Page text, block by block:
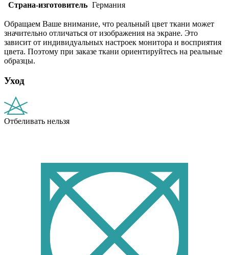
Страна-изготовитель Германия
Обращаем Ваше внимание, что реальный цвет ткани может
значительно отличаться от изображения на экране. Это
зависит от индивидуальных настроек монитора и восприятия
цвета. Поэтому при заказе ткани ориентируйтесь на реальные
образцы.
Уход
Отбеливать нельзя